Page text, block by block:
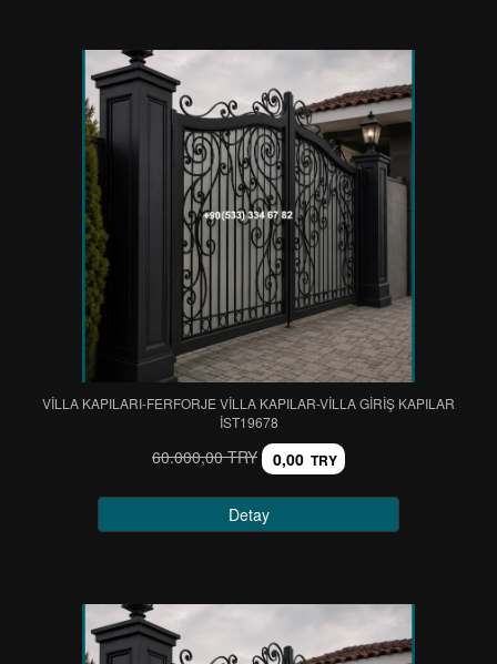
VİLLA KAPILARI-FERFORJE VİLLA KAPILAR-VİLLA GİRİŞ KAPILAR
IST19678
60.000,00 TRY 0,00 TRY
Detay